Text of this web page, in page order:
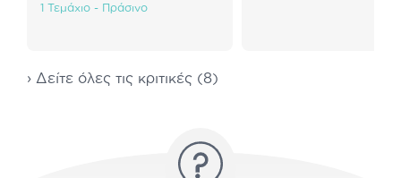
1 Τεμάχιο - Πράσινο
› Δείτε όλες τις κριτικές (8)